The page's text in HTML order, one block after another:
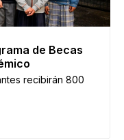
de Becas
recibirán 800